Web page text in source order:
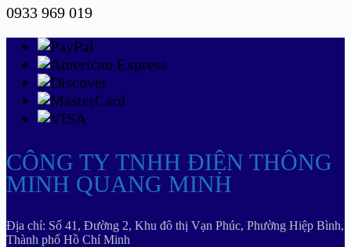
0933 969 019
CÔNG TY TNHH ĐIỆN THÔNG
MINH QUANG MINH
Địa chỉ: Số 41, Đường 2, Khu đô thị Vạn Phúc, Phường Hiệp Bình,
Thành phố Hồ Chí Minh